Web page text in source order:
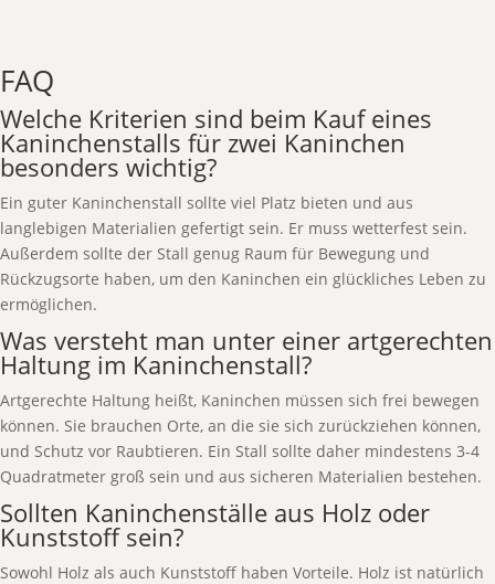
FAQ
Welche Kriterien sind beim Kauf eines
Kaninchenstalls für zwei Kaninchen
besonders wichtig?
Ein guter Kaninchenstall sollte viel Platz bieten und aus
langlebigen Materialien gefertigt sein. Er muss wetterfest sein.
Außerdem sollte der Stall genug Raum für Bewegung und
Rückzugsorte haben, um den Kaninchen ein glückliches Leben zu
ermöglichen.
Was versteht man unter einer artgerechten
Haltung im Kaninchenstall?
Artgerechte Haltung heißt, Kaninchen müssen sich frei bewegen
können. Sie brauchen Orte, an die sie sich zurückziehen können,
und Schutz vor Raubtieren. Ein Stall sollte daher mindestens 3-4
Quadratmeter groß sein und aus sicheren Materialien bestehen.
Sollten Kaninchenställe aus Holz oder
Kunststoff sein?
Sowohl Holz als auch Kunststoff haben Vorteile. Holz ist natürlich